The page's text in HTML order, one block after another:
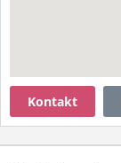
Kontakt